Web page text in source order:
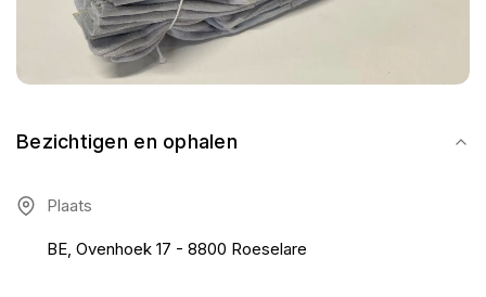
Bezichtigen en ophalen
Plaats
BE, Ovenhoek 17 - 8800 Roeselare